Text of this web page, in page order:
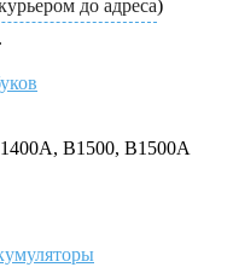
до адреса)
B1500, B1500A